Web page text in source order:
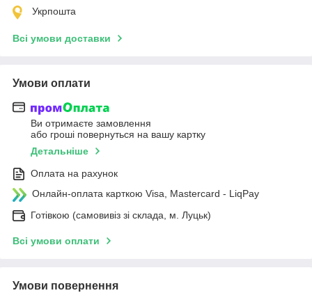
Укрпошта
Всі умови доставки
Умови оплати
Ви отримаєте замовлення
або гроші повернуться на вашу картку
Детальніше
Оплата на рахунок
Онлайн-оплата карткою Visa, Mastercard - LiqPay
Готівкою (самовивіз зі склада, м. Луцьк)
Всі умови оплати
Умови повернення